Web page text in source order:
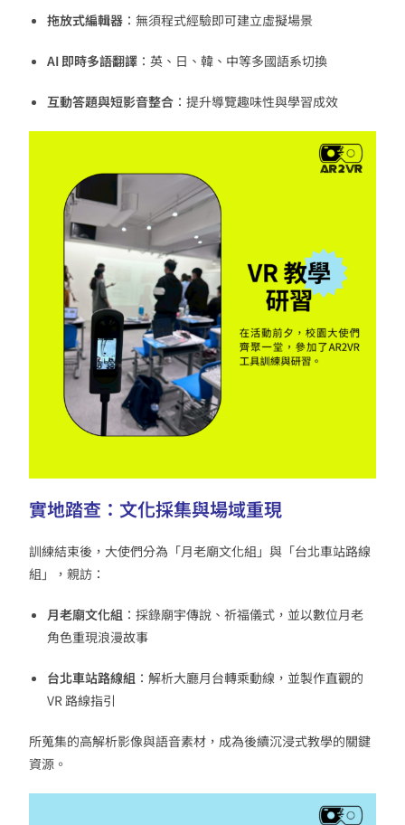
拖放式編輯器 ：無須程式經驗即可建立虛擬場景
AI 即時多語翻譯 ：英、日、韓、中等多國語系切換
互動答題與短影音整合 ：提升導覽趣味性與學習成效
實地踏查：文化採集與場域重現
訓練結束後，大使們分為「月老廟文化組」與「台北車站路線
組」，親訪：
月老廟文化組 ：採錄廟宇傳說、祈福儀式，並以數位月老
角色重現浪漫故事
台北車站路線組 ：解析大廳月台轉乘動線，並製作直觀的
VR 路線指引
所蒐集的高解析影像與語音素材，成為後續沉浸式教學的關鍵
資源。